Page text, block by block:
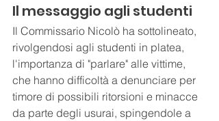
Il messaggio agli studenti
Il Commissario Nicolò ha sottolineato,
rivolgendosi agli studenti in platea,
l'importanza di "parlare" alle vittime,
che hanno difficoltà a denunciare per
timore di possibili ritorsioni e minacce
da parte degli usurai, spingendole a